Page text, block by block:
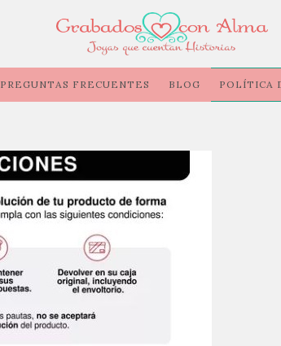
PREGUNTAS FRECUENTES BLOG POLÍTICA